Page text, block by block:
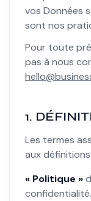
vos Données
sont nos
Pour toute
pas à nous
1.
Les termes
aux
« Politique »
confidentialité.